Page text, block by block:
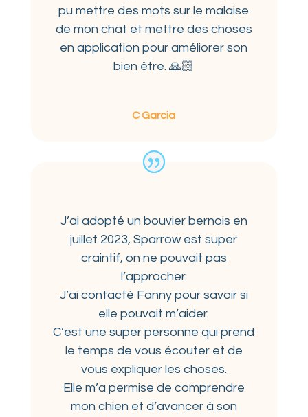
pu mettre des mots sur le malaise
de mon chat et mettre des choses
en application pour améliorer son
bien être. 🙏🏻
C Garcia
J’ai adopté un bouvier bernois en
juillet 2023, Sparrow est super
craintif, on ne pouvait pas
l’approcher.
J’ai contacté Fanny pour savoir si
elle pouvait m’aider.
C’est une super personne qui prend
le temps de vous écouter et de
vous expliquer les choses.
Elle m’a permise de comprendre
mon chien et d’avancer à son